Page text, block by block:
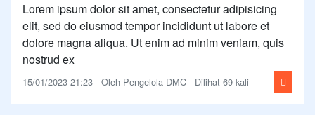
Lorem ipsum dolor sit amet, consectetur adipisicing
elit, sed do eiusmod tempor incididunt ut labore et
dolore magna aliqua. Ut enim ad minim veniam, quis
nostrud ex
15/01/2023 21:23 - Oleh Pengelola DMC - Dilihat 69 kali